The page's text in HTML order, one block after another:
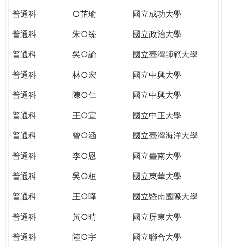
民。
TODAY
WORLD
TOMORROW
YOU
THE
PATH
普通科
○芷瑜
國立成功大學
普通科
朱○臻
國立政治大學
普通科
吳○諭
國立臺灣師範大學
普通科
林○宏
國立中興大學
普通科
陳○仁
國立中興大學
普通科
王○宣
國立中正大學
普通科
曾○涵
國立臺灣海洋大學
普通科
李○恩
國立臺南大學
普通科
吳○桓
國立東華大學
普通科
王○曄
國立暨南國際大學
普通科
黃○晴
國立屏東大學
普通科
陸○宇
國立聯合大學